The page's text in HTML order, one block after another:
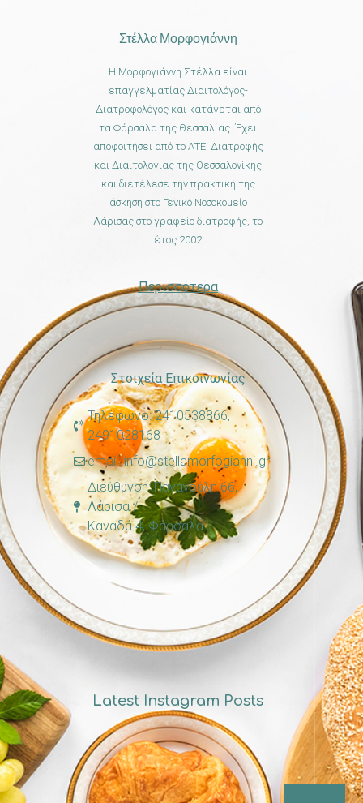
Στέλλα Μορφογιάννη
Η Μορφογιάννη Στέλλα είναι
επαγγελματίας Διαιτολόγος-
Διατροφολόγος και κατάγεται από
τα Φάρσαλα της Θεσσαλίας. Έχει
αποφοιτήσει από το ΑΤΕΙ Διατροφής
και Διαιτολογίας της Θεσσαλονίκης
και διετέλεσε την πρακτική της
άσκηση στο Γενικό Νοσοκομείο
Λάρισας στο γραφείο διατροφής, το
έτος 2002
Περισσότερα
Στοιχεία Επικοινωνίας
Τηλέφωνο: 2410538866,
2491028168
email: info@stellamorfogianni.gr
Διεύθυνση: Παναγούλη 66,
Λάρισα /
Καναδά 4, Φάρσαλα
Latest Instagram Posts